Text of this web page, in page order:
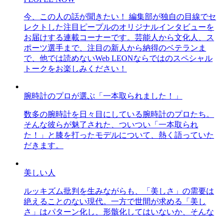
今、この人の話が聞きたい！ 編集部が独自の目線でセ
レクトした注目ピープルのオリジナルインタビューを
お届けする連載コーナーです。芸能人から文化人、ス
ポーツ選手まで、注目の新人から納得のベテランま
で、他では読めないWeb LEONならではのスペシャル
トークをお楽しみください！
腕時計のプロが選ぶ「一本取られました！」
数多の腕時計を日々目にしている腕時計のプロたち。
そんな彼らが魅了された、ついつい「一本取られ
た！」と膝を打ったモデルについて、熱く語っていた
だきます。
美しい人
ルッキズム批判を生みながらも、「美しさ」の需要は
絶えることのない現代。一方で世間が求める「美し
さ」はパターン化し、形骸化してはいないか、そんな